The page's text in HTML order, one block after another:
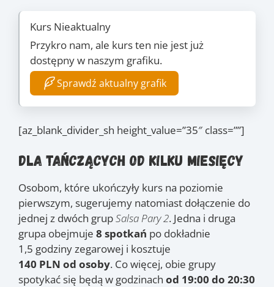
Kurs Nieaktualny
Przykro nam, ale kurs ten nie jest już
dostępny w naszym grafiku.
Sprawdź aktualny grafik
[az_blank_divider_sh height_value=”35″ class=””]
Dla tańczących od kilku miesięcy
Osobom, które ukończyły kurs na poziomie
pierwszym, sugerujemy natomiast dołączenie do
jednej z dwóch grupSalsa Pary 2. Jedna i druga
grupa obejmuje 8 spotkań po dokładnie
1,5 godziny zegarowej i kosztuje
140 PLN od osoby. Co więcej, obie grupy
spotykać się będą w godzinach od 19:00 do 20:30